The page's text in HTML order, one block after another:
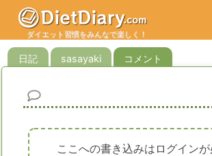
ダイエット習慣をみんなで楽しく！
日記 sasayaki コメント
ここへの書き込みはログイン